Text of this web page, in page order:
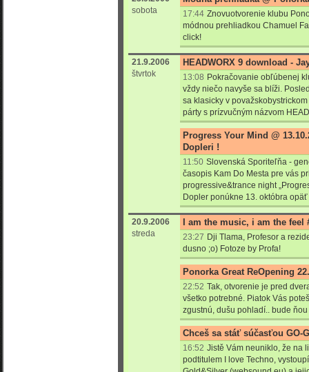
sobota
17:44 Znovuotvorenie klubu
módnou prehliadkou Chamuel
click!
21.9.2006
štvrtok
HEADWORX 9 download -
13:08 Pokračovanie obľúbenej
vždy niečo navyše sa blíži.
sa klasicky v
párty s prízvučným názvom
Progress Your Mind @
Dopleri !
11:50 Slovenská Sporiteľňa -
časopis Kam Do Mesta pre vás
progressive&trance night
Dopler ponúkne 13. októbra
20.9.2006
streda
I am the music, i am the feel
23:27 Dji Tlama, Profesor a
dusno ;o) Fotoze by Profa!
Ponorka Great ReOpening
22:52 Tak, otvorenie je pred
všetko potrebné. Piatok Vás
zgustnú, dušu pohladí.. bude
Chceš sa stáť súčasťou GO-
16:52 Jistě Vám neuniklo, že na
podtitulem I love Techno,